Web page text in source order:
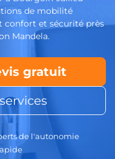
de mobilité
confort et sécurité près
Mandela.
gratuit
de l'autonomie